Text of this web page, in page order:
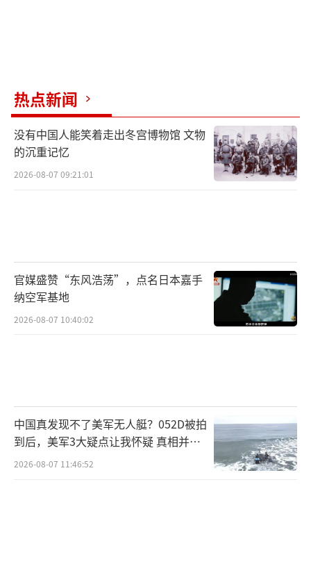
热点新闻
没有中国人能笑着走出冬宫博物馆 文物
的沉重记忆
2026-08-07 09:21:01
官媒盛赞“东风浩荡”，点名日本嘉手
纳空军基地
2026-08-07 10:40:02
中国真发现不了美军无人艇？052D被拍
到后，美军3大疑点让我怀疑 真相并非
如此
2026-08-07 11:46:52